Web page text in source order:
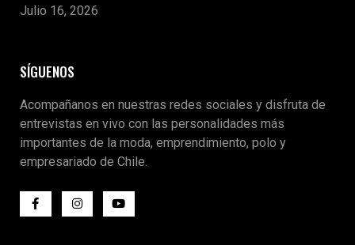
Julio 16, 2026
SÍGUENOS
Acompañanos en nuestras redes sociales y disfruta de
entrevistas en vivo con las personalidades más
importantes de la moda, emprendimiento, polo y
empresariado de Chile.